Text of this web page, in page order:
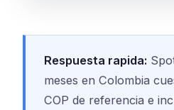
Respuesta rapida:
meses en Colombia
COP de referencia e